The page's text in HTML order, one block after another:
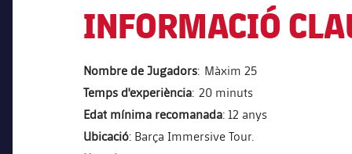
INFORMACIÓ
Nombre de Jugadors: Màxim 25
Temps d'experiència: 20 minuts
Edat mínima recomanada: 12 anys
Ubicació: Barça Immersive Tour.